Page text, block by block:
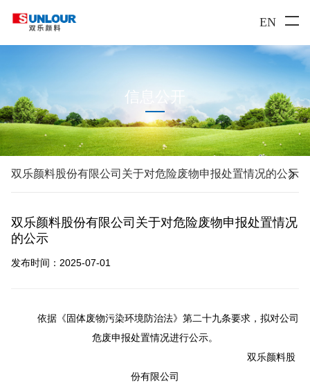
EN
信息公开
双乐颜料股份有限公司关于对危险废物申报处置情况的公示

双乐颜料股份有限公司关于对危险废物申报处置情况
的公示
发布时间：2025-07-01
依据《固体废物污染环境防治法》第二十九条要求，拟对公司
危废申报处置情况进行公示。
双乐颜料股
份有限公司